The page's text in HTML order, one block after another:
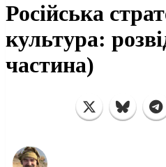
Російська
культура:
частина)